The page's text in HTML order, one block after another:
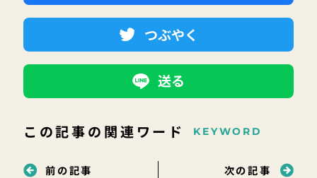
つぶやく
送る
この記事の関連ワード KEYWORD
前の記事 次の記事